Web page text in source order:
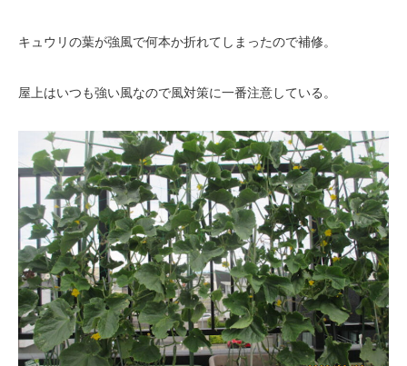
キュウリの葉が強風で何本か折れてしまったので補修。
屋上はいつも強い風なので風対策に一番注意している。